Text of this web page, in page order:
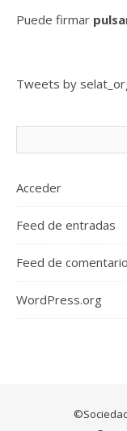
Puede firmar
Tweets by
Acceder
Feed de entradas
Feed de
WordPress.org